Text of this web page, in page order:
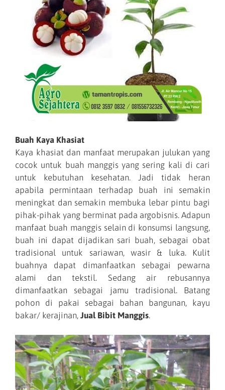
Buah Kaya Khasiat
Kaya khasiat dan manfaat merupakan julukan yang
cocok untuk buah manggis yang sering kali di cari
untuk kebutuhan kesehatan. Jadi tidak heran
apabila permintaan terhadap buah ini semakin
meningkat dan semakin membuka lebar pintu bagi
pihak-pihak yang berminat pada argobisnis. Adapun
manfaat buah manggis selain di konsumsi langsung,
buah ini dapat dijadikan sari buah, sebagai obat
tradisional untuk sariawan, wasir & luka. Kulit
buahnya dapat dimanfaatkan sebagai pewarna
alami dan tekstil. Sedang air rebusannya
dimanfaatkan sebagai jamu tradisional. Batang
pohon di pakai sebagai bahan bangunan, kayu
bakar/ kerajinan, Jual Bibit Manggis.